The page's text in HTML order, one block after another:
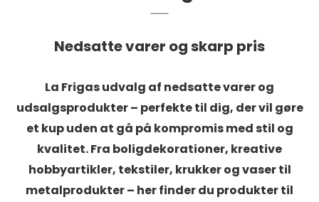
Nedsatte varer og skarp pris
La Frigas udvalg af nedsatte varer og
udsalgsprodukter – perfekte til dig, der vil gøre
et kup uden at gå på kompromis med stil og
kvalitet. Fra boligdekorationer, kreative
hobbyartikler, tekstiler, krukker og vaser til
metalprodukter – her finder du produkter til